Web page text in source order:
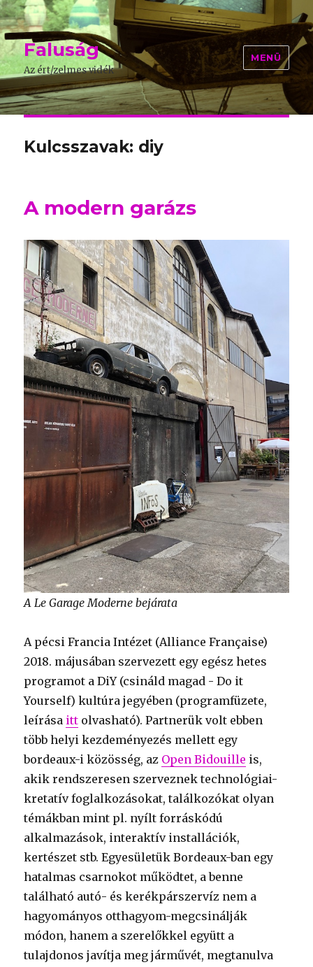
Faluság
Az ért/zelmes vidék
MENÜ
Kulcsszavak: diy
A modern garázs
A Le Garage Moderne bejárata
A pécsi Francia Intézet (Alliance Française)
2018. májusában szervezett egy egész hetes
programot a DiY (csináld magad - Do it
Yourself) kultúra jegyében (programfüzete,
leírása itt olvasható). Partnerük volt ebben
több helyi kezdeményezés mellett egy
bordeaux-i közösség, az Open Bidouille is,
akik rendszeresen szerveznek technológiai-
kretatív foglalkozásokat, találkozókat olyan
témákban mint pl. nyílt forráskódú
alkalmazások, interaktív installációk,
kertészet stb. Egyesületük Bordeaux-ban egy
hatalmas csarnokot működtet, a benne
található autó- és kerékpárszervíz nem a
hagyományos otthagyom-megcsinálják
módon, hanem a szerelőkkel együtt a
tulajdonos javítja meg járművét, megtanulva